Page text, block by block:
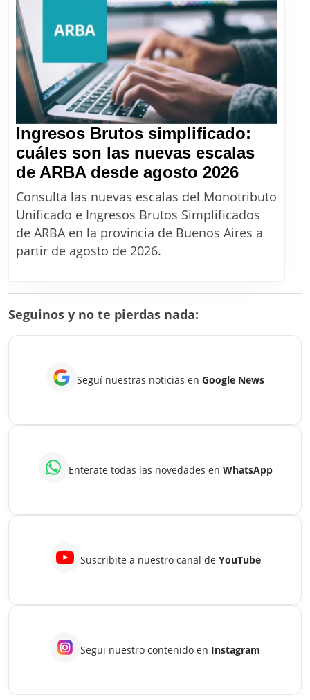
que
evita
retenciones
de
Ingresos
Brutos
a
martilleros
Ingresos Brutos simplificado:
cuáles son las nuevas escalas
de ARBA desde agosto 2026Ingresos
Brutos
cuáles
agosto
Consulta las nuevas escalas del Monotributo
Unificado e Ingresos Brutos Simplificados
de ARBA en la provincia de Buenos Aires a
partir de agosto de 2026.
Seguinos y no te pierdas nada:
Seguí nuestras noticias en Google News
Enterate todas las novedades en WhatsApp
Suscribite a nuestro canal de YouTube
Segui nuestro contenido en Instagram